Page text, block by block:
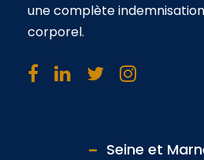
une complète
corporel.
Seine et